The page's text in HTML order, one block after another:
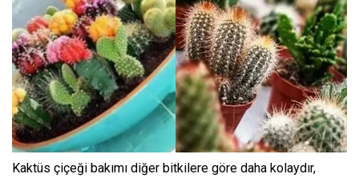
Kaktüs çiçeği bakımı diğer bitkilere göre daha kolaydır,